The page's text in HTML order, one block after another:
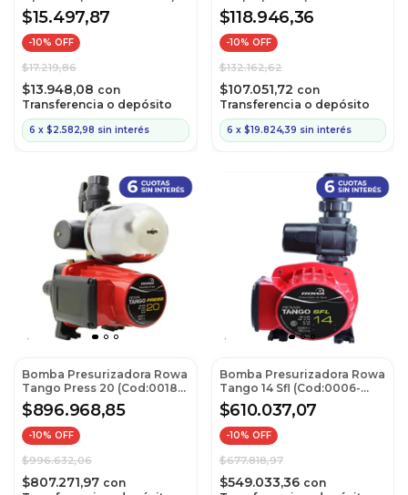
$15.497,87
-10% OFF
$17.219,86
$13.948,08 con
Transferencia o depósito
6 x $2.582,98 sin interés
0027)
$118.946,36
-10% OFF
$132.162,62
$107.051,72 con
Transferencia o depósito
6 x $19.824,39 sin interés
Bomba Presurizadora Rowa
Tango Press 20 (Cod:0018-
0001)
$896.968,85
-10% OFF
$996.632,06
$807.271,97 con
Bomba Presurizadora Rowa
Tango 14 Sfl (Cod:0006-
0002)
$610.037,07
-10% OFF
$677.818,97
$549.033,36 con